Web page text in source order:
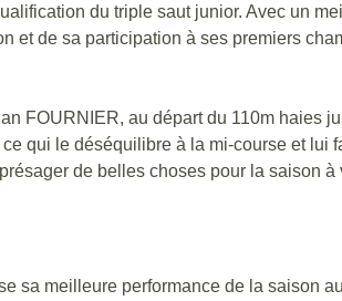
du triple saut junior. Avec un
et de sa participation à ses premiers
FOURNIER, au départ du 110m haies
qui le déséquilibre à la mi-course et
de belles choses pour la saison à
sa meilleure performance de la saison